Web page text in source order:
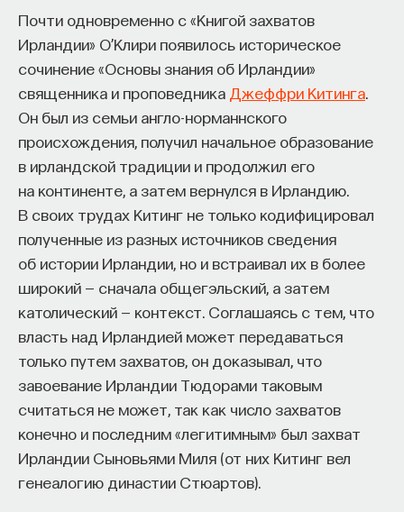
Почти одновременно с «Книгой захватов
Ирландии» О’Клири появилось историческое
сочинение «Основы знания об Ирландии»
священника и проповедника Джеффри Китинга
Он был из семьи англо-норманнского
происхождения, получил начальное образование
в ирландской традиции и продолжил его
на континенте, а затем вернулся в Ирландию.
В своих трудах Китинг не только кодифицировал
полученные из разных источников сведения
об истории Ирландии, но и встраивал их в более
широкий — сначала общегэльский, а затем
католический — контекст. Соглашаясь с тем, что
власть над Ирландией может передаваться
только путем захватов, он доказывал, что
завоевание Ирландии Тюдорами таковым
считаться не может, так как число захватов
конечно и последним «легитимным» был захват
Ирландии Сыновьями Миля (от них Китинг вел
генеалогию династии Стюартов).